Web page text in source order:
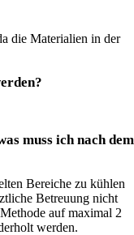
die Materialien in der
muss ich nach dem
Bereiche zu kühlen
Betreuung nicht
auf maximal 2
werden.